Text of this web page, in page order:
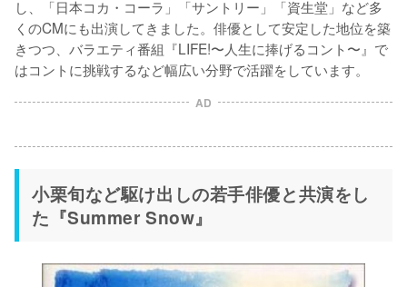
し、「日本コカ・コーラ」「サントリー」「資生堂」など多
くのCMにも出演してきました。俳優として安定した地位を築
きつつ、バラエティ番組『LIFE!〜人生に捧げるコント〜』で
はコントに挑戦するなど幅広い分野で活躍をしています。
AD
小栗旬など駆け出しの若手俳優と共演をし
た『Summer Snow』